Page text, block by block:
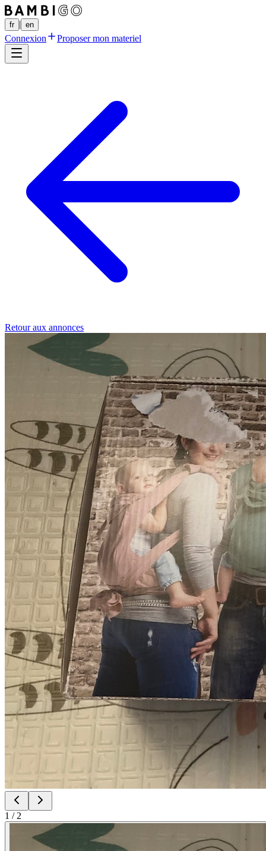
fr | en
Connexion Proposer mon materiel
Retour aux annonces
1 / 2